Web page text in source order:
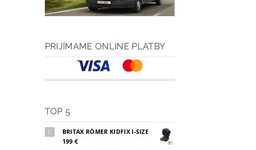
PRIJÍMAME ONLINE PLATBY
TOP 5
BRITAX RÖMER KIDFIX I-SIZE
199 €